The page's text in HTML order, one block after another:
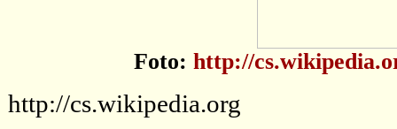
Foto: http://
http://cs.wikipedia.org